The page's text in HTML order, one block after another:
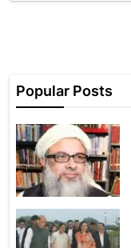
Popular Posts